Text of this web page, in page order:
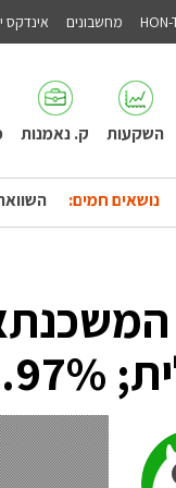
HON- מחשבונים אינדקס
השקעות ק. נאמנות
נושאים חמים: